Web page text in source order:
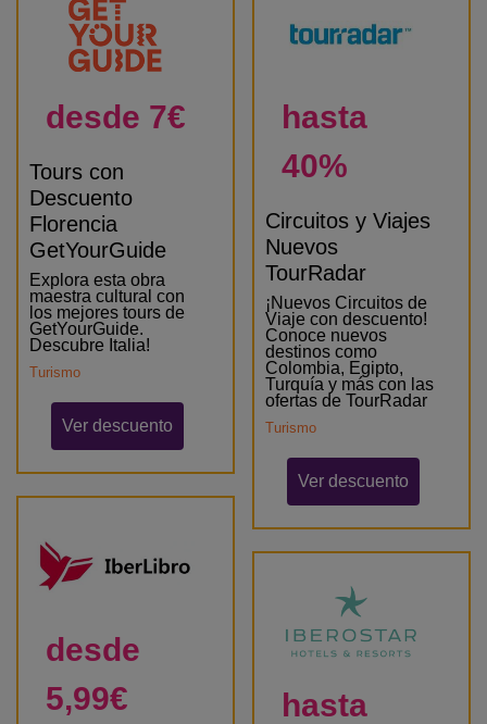
desde 7€
Tours con
Descuento
Florencia
GetYourGuide
Explora esta obra
maestra cultural con
los mejores tours de
GetYourGuide.
Descubre Italia!
Turismo
Ver descuento
desde
5,99€
hasta
40%
Circuitos y Viajes
Nuevos
TourRadar
¡Nuevos Circuitos de
Viaje con descuento!
Conoce nuevos
destinos como
Colombia, Egipto,
Turquía y más con las
ofertas de TourRadar
Turismo
Ver descuento
hasta